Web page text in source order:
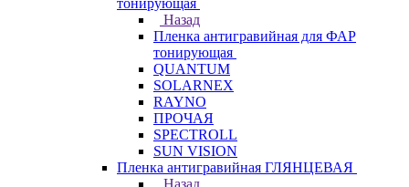
тонирующая
Назад
Пленка антигравийная для ФАР
тонирующая
QUANTUM
SOLARNEX
RAYNO
ПРОЧАЯ
SPECTROLL
SUN VISION
Пленка антигравийная ГЛЯНЦЕВАЯ
Назад